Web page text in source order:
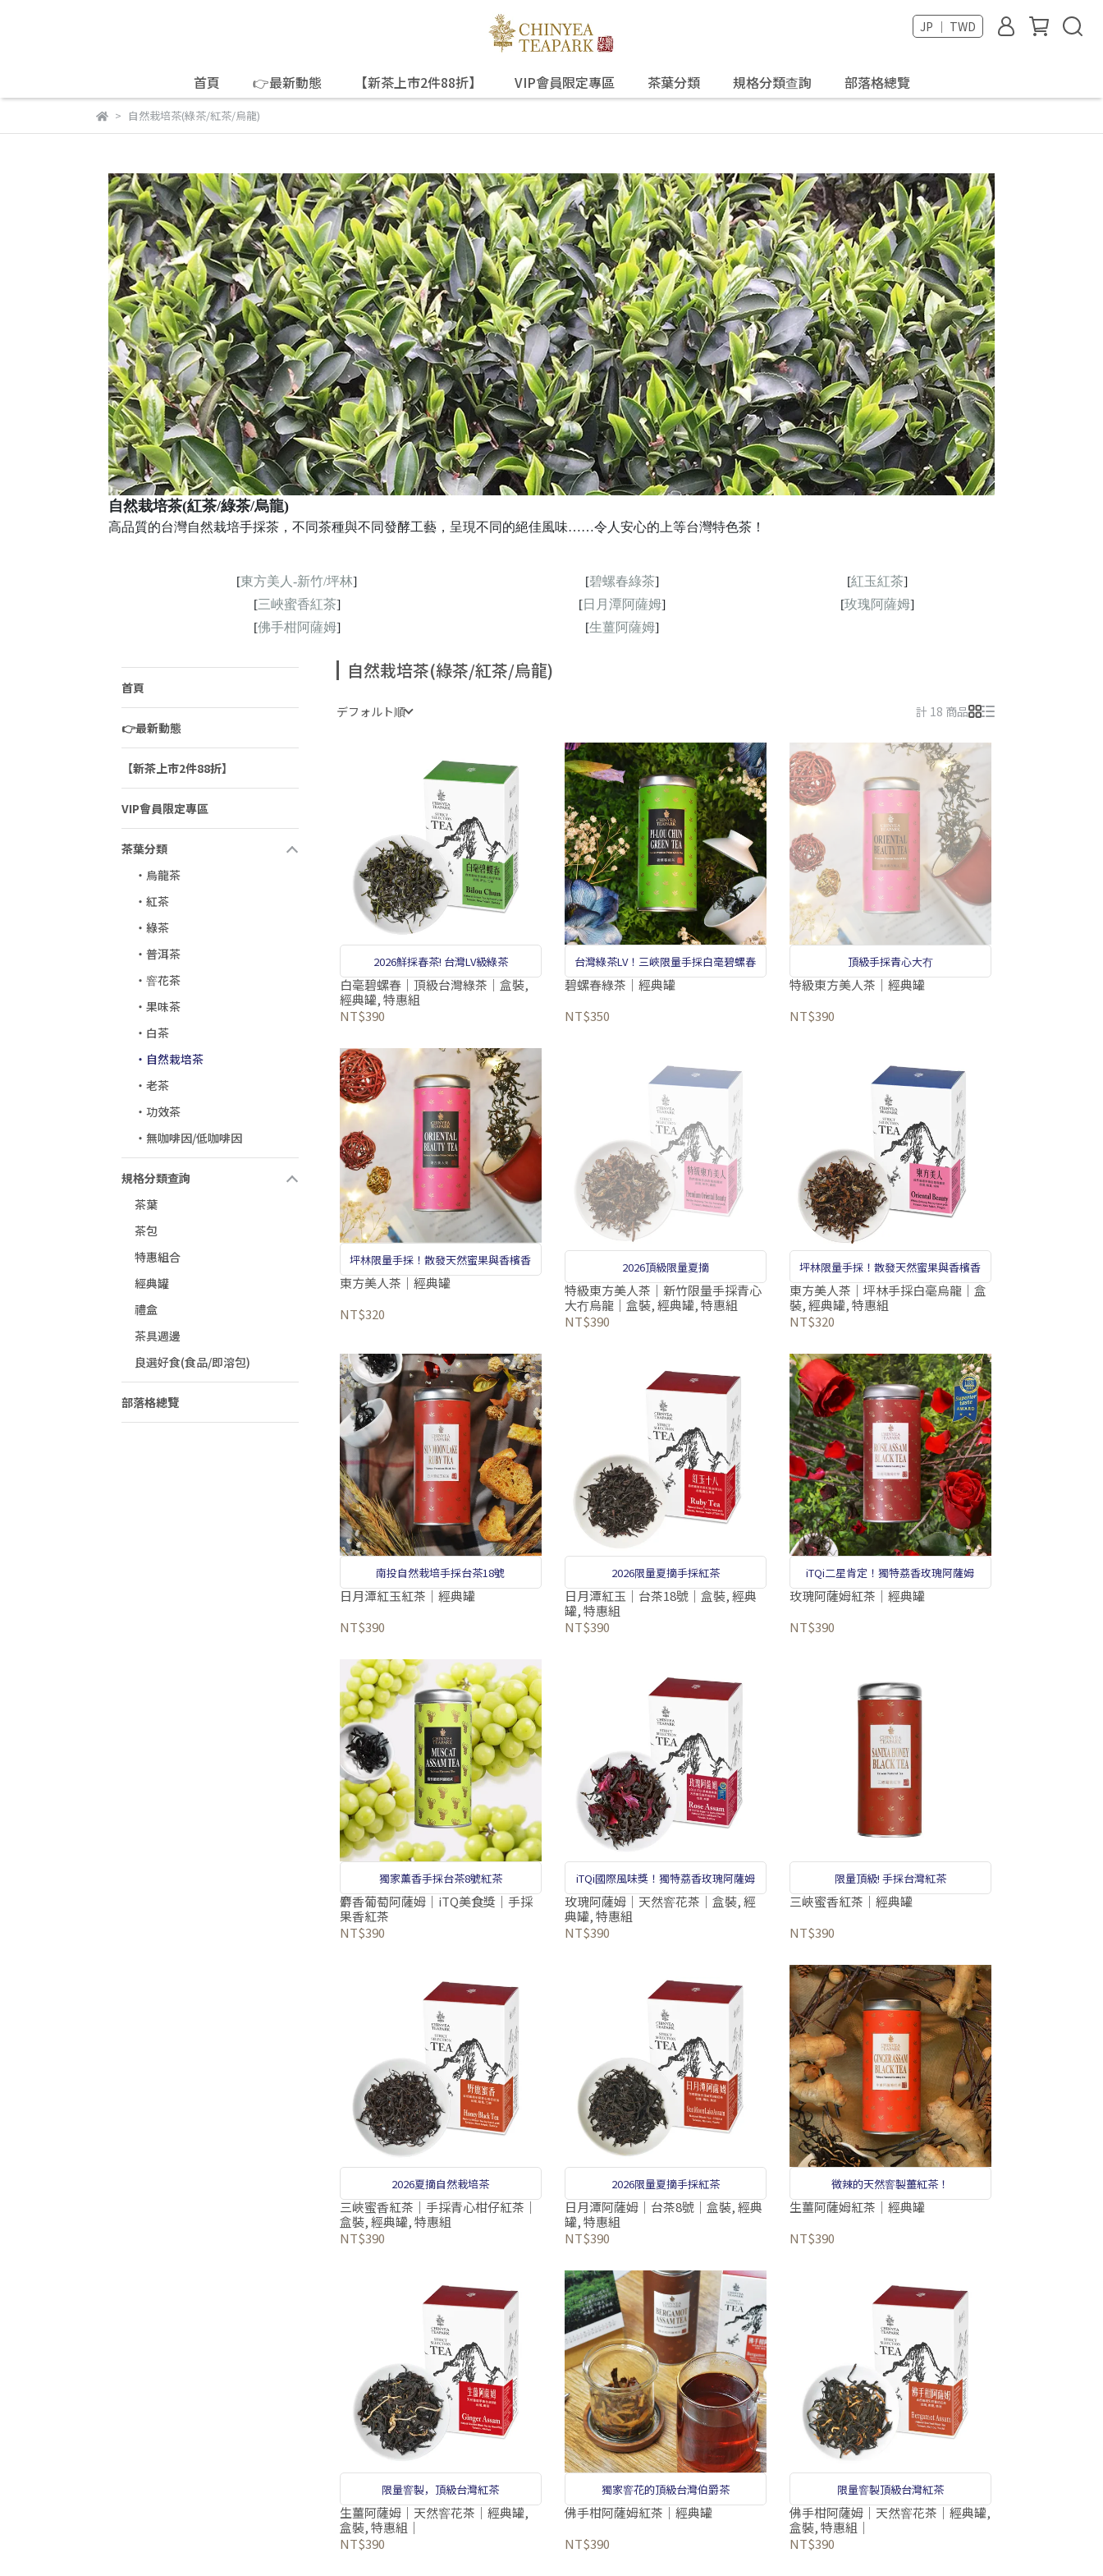
JP ｜ TWD
首頁 👉最新動態 【新茶上市2件88折】 VIP會員限定專區 茶葉分類 規格分類查詢 部落格總覽
自然栽培茶(綠茶/紅茶/烏龍)
自然栽培茶(紅茶/綠茶/烏龍)
高品質的台灣自然栽培手採茶，不同茶種與不同發酵工藝，呈現不同的絕佳風味……令人安心的上等台灣特色茶！
[東方美人-新竹/坪林] [碧螺春綠茶] [紅玉紅茶]
[三峽蜜香紅茶] [日月潭阿薩姆] [玫瑰阿薩姆]
[佛手柑阿薩姆] [生薑阿薩姆]
首頁
👉最新動態
【新茶上市2件88折】
VIP會員限定專區
茶葉分類
‧烏龍茶
‧紅茶
‧綠茶
‧普洱茶
‧窨花茶
‧果味茶
‧白茶
‧自然栽培茶
‧老茶
‧功效茶
‧無咖啡因/低咖啡因
規格分類查詢
茶葉
茶包
特惠組合
經典罐
禮盒
茶具週邊
良選好食(食品/即溶包)
部落格總覽
自然栽培茶(綠茶/紅茶/烏龍)
デフォルト順 計 18 商品
2026鮮採春茶! 台灣LV級綠茶
白毫碧螺春｜頂級台灣綠茶｜盒裝,
經典罐, 特惠組
NT$390
台灣綠茶LV！三峽限量手採白毫碧螺春
碧螺春綠茶｜經典罐
NT$350
頂級手採青心大冇
特級東方美人茶｜經典罐
NT$390
坪林限量手採！散發天然蜜果與香檳香
東方美人茶｜經典罐
NT$320
2026頂級限量夏摘
特級東方美人茶｜新竹限量手採青心
大冇烏龍｜盒裝, 經典罐, 特惠組
NT$390
坪林限量手採！散發天然蜜果與香檳香
東方美人茶｜坪林手採白毫烏龍｜盒
裝, 經典罐, 特惠組
NT$320
南投自然栽培手採台茶18號
日月潭紅玉紅茶｜經典罐
NT$390
2026限量夏摘手採紅茶
日月潭紅玉｜台茶18號｜盒裝, 經典
罐, 特惠組
NT$390
iTQi二星肯定！獨特荔香玫瑰阿薩姆
玫瑰阿薩姆紅茶｜經典罐
NT$390
獨家薰香手採台茶8號紅茶
麝香葡萄阿薩姆｜iTQ美食獎｜手採
果香紅茶
NT$390
iTQi國際風味獎！獨特荔香玫瑰阿薩姆
玫瑰阿薩姆｜天然窨花茶｜盒裝, 經
典罐, 特惠組
NT$390
限量頂級! 手採台灣紅茶
三峽蜜香紅茶｜經典罐
NT$390
2026夏摘自然栽培茶
三峽蜜香紅茶｜手採青心柑仔紅茶｜
盒裝, 經典罐, 特惠組
NT$390
2026限量夏摘手採紅茶
日月潭阿薩姆｜台茶8號｜盒裝, 經典
罐, 特惠組
NT$390
微辣的天然窨製薑紅茶！
生薑阿薩姆紅茶｜經典罐
NT$390
限量窨製，頂級台灣紅茶
生薑阿薩姆｜天然窨花茶｜經典罐,
盒裝, 特惠組｜
NT$390
獨家窨花的頂級台灣伯爵茶
佛手柑阿薩姆紅茶｜經典罐
NT$390
限量窨製頂級台灣紅茶
佛手柑阿薩姆｜天然窨花茶｜經典罐,
盒裝, 特惠組｜
NT$390